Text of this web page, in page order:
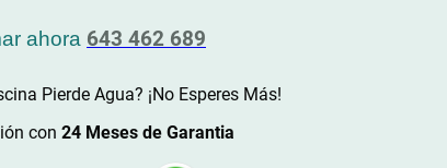
ahora 643 462 689
Pierde Agua? ¡No Esperes Más!
con 24 Meses de Garantia